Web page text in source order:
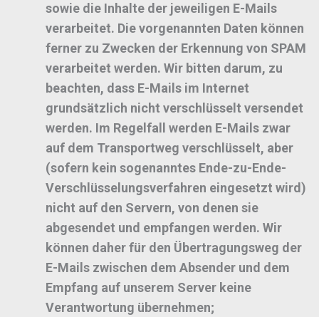
sowie die Inhalte der jeweiligen E-Mails
verarbeitet. Die vorgenannten Daten können
ferner zu Zwecken der Erkennung von SPAM
verarbeitet werden. Wir bitten darum, zu
beachten, dass E-Mails im Internet
grundsätzlich nicht verschlüsselt versendet
werden. Im Regelfall werden E-Mails zwar
auf dem Transportweg verschlüsselt, aber
(sofern kein sogenanntes Ende-zu-Ende-
Verschlüsselungsverfahren eingesetzt wird)
nicht auf den Servern, von denen sie
abgesendet und empfangen werden. Wir
können daher für den Übertragungsweg der
E-Mails zwischen dem Absender und dem
Empfang auf unserem Server keine
Verantwortung übernehmen;